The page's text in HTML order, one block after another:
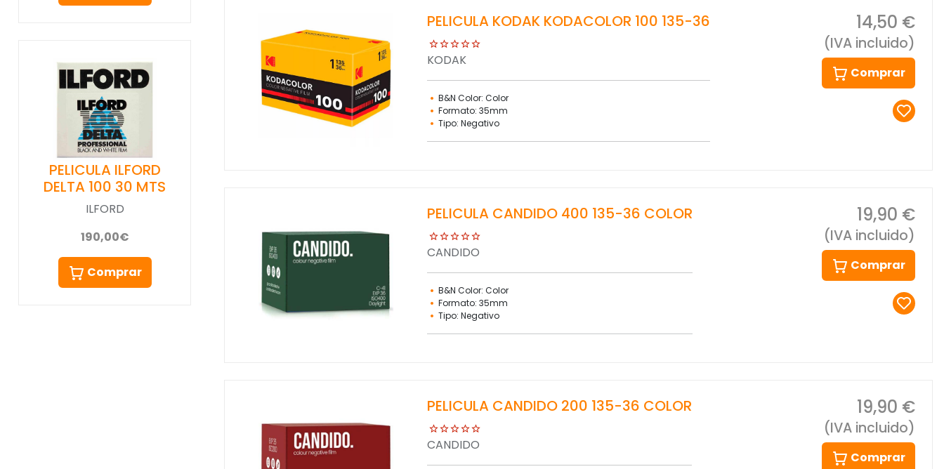
PELICULA ILFORD
DELTA 100 30 MTS
ILFORD
190,00€
Comprar
PELICULA KODAK KODACOLOR 100 135-36
KODAK
B&N Color: Color
Formato: 35mm
Tipo: Negativo
14,50 €
(IVA incluido)
Comprar
PELICULA CANDIDO 400 135-36 COLOR
CANDIDO
B&N Color: Color
Formato: 35mm
Tipo: Negativo
19,90 €
(IVA incluido)
Comprar
PELICULA CANDIDO 200 135-36 COLOR
CANDIDO
19,90 €
(IVA incluido)
Comprar